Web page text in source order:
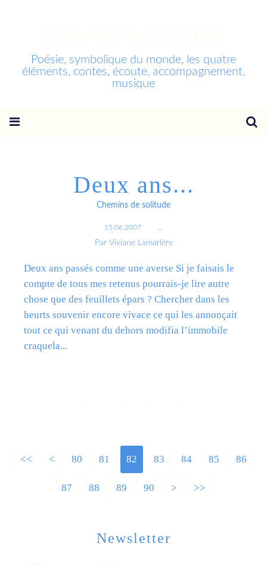
Poésie, symbolique du monde, les quatre
éléments, contes, écoute, accompagnement,
musique
Deux ans...
Chemins de solitude
15.06.2007
Par Viviane Lamarlère
Deux ans passés comme une averse Si je faisais le
compte de tous mes retenus pourrais-je lire autre
chose que des feuillets épars ? Chercher dans les
heurts souvenir encore vivace ce qui les annonçait
tout ce qui venant du dehors modifia l’immobile
craquela...
<< < 10
20
30
40
50
60
70
80 81 82 83 84 85 86
87 88 89 90 100
200
> >>
Newsletter